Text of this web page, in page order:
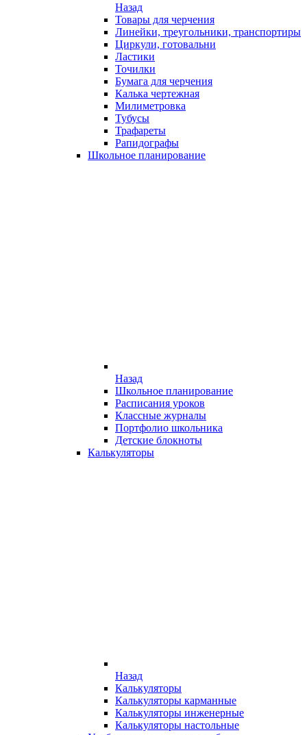
Назад
Товары для черчения
Линейки, треугольники, транспортиры
Циркули, готовальни
Ластики
Точилки
Бумага для черчения
Калька чертежная
Милиметровка
Тубусы
Трафареты
Рапидографы
Школьное планирование
Назад
Школьное планирование
Расписания уроков
Классные журналы
Портфолио школьника
Детские блокноты
Калькуляторы
Назад
Калькуляторы
Калькуляторы карманные
Калькуляторы инженерные
Калькуляторы настольные